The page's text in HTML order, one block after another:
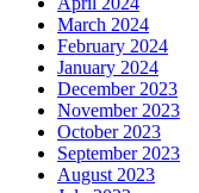
March 2024
February 2024
January 2024
December 2023
November 2023
October 2023
September 2023
August 2023